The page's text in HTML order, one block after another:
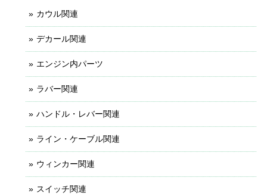
カウル関連
デカール関連
エンジン内パーツ
ラバー関連
ハンドル・レバー関連
ライン・ケーブル関連
ウィンカー関連
スイッチ関連